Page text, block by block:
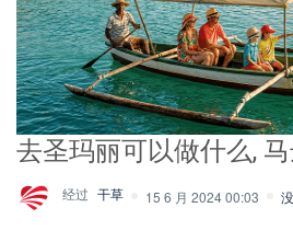
去圣玛丽可以做什么,
经过 干草 15 6 月 2024 00:03